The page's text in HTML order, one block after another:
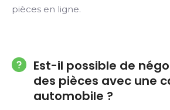
pièces en ligne.
Est-il possible de
des pièces avec une
automobile ?